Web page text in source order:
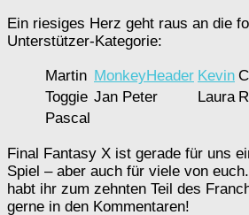
Ein riesiges Herz geht raus an die
Unterstützer-Kategorie:
Martin MonkeyHeader Kevin
Toggie Jan Peter Laura
Pascal
Final Fantasy X ist gerade für uns
Spiel – aber auch für viele von
habt ihr zum zehnten Teil des
gerne in den Kommentaren!